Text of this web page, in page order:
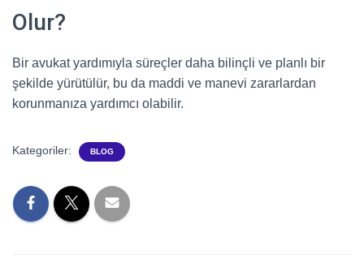
Olur?
Bir avukat yardımıyla süreçler daha bilinçli ve planlı bir
şekilde yürütülür, bu da maddi ve manevi zararlardan
korunmanıza yardımcı olabilir.
Kategoriler: BLOG